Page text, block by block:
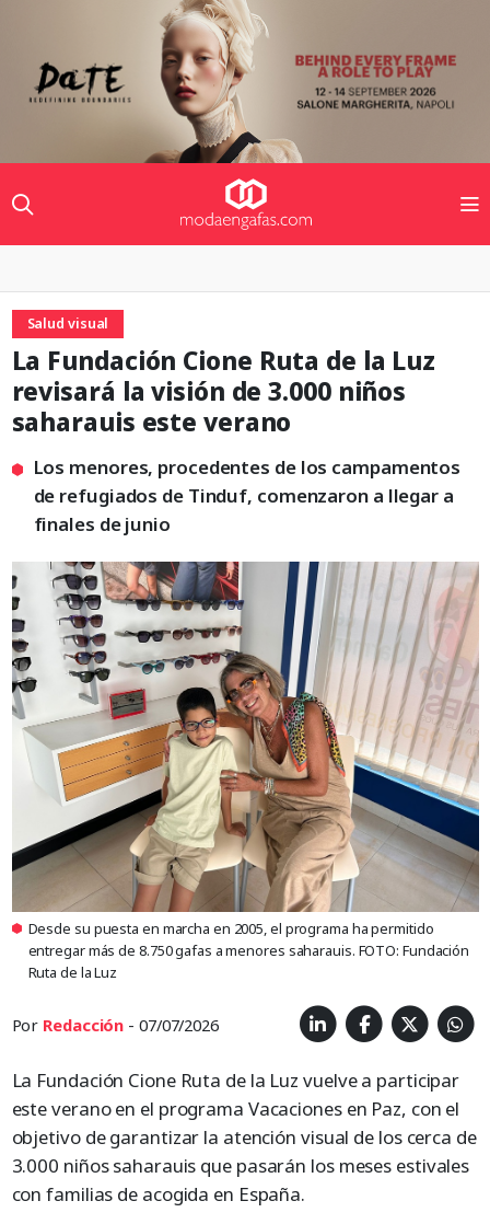
Salud visual
La Fundación Cione Ruta de la Luz
revisará la visión de 3.000 niños
saharauis este verano
Los menores, procedentes de los campamentos
de refugiados de Tinduf, comenzaron a llegar a
finales de junio
Desde su puesta en marcha en 2005, el programa ha permitido
entregar más de 8.750 gafas a menores saharauis. FOTO: Fundación
Ruta de la Luz
Por Redacción - 07/07/2026
La Fundación Cione Ruta de la Luz vuelve a participar
este verano en el programa Vacaciones en Paz, con el
objetivo de garantizar la atención visual de los cerca de
3.000 niños saharauis que pasarán los meses estivales
con familias de acogida en España.